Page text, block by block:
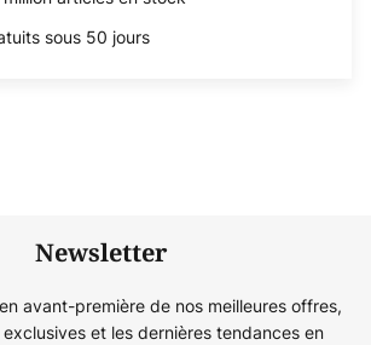
sous 50 jours
Newsletter
avant-première de nos meilleures offres,
et les dernières tendances en